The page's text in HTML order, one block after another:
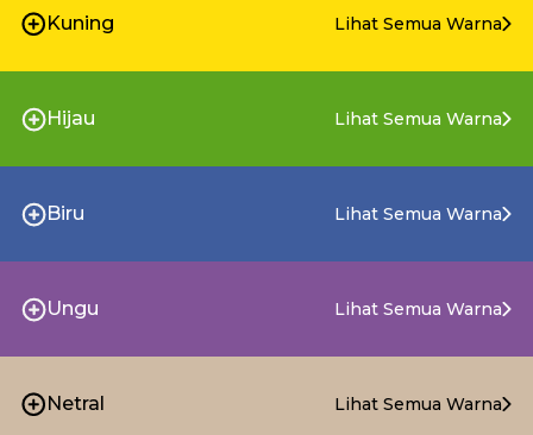
Kuning Lihat Semua Warna
Hijau Lihat Semua Warna
Biru Lihat Semua Warna
Ungu Lihat Semua Warna
Netral Lihat Semua Warna